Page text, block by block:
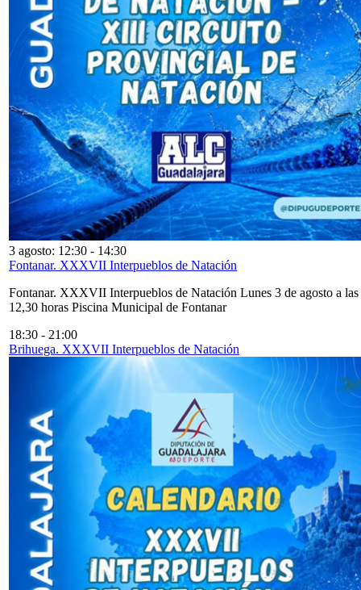
3 agosto: 12:30 - 14:30
Fontanar. XXXVII Interpueblos de Natación
Fontanar. XXXVII Interpueblos de Natación Lunes 3 de agosto a las
12,30 horas Piscina Municipal de Fontanar
18:30 - 21:00
Brihuega. XXXVII Interpueblos de Natación